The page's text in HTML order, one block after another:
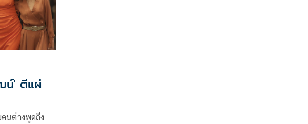
น์' ตีแผ่
นต่างพูดถึง